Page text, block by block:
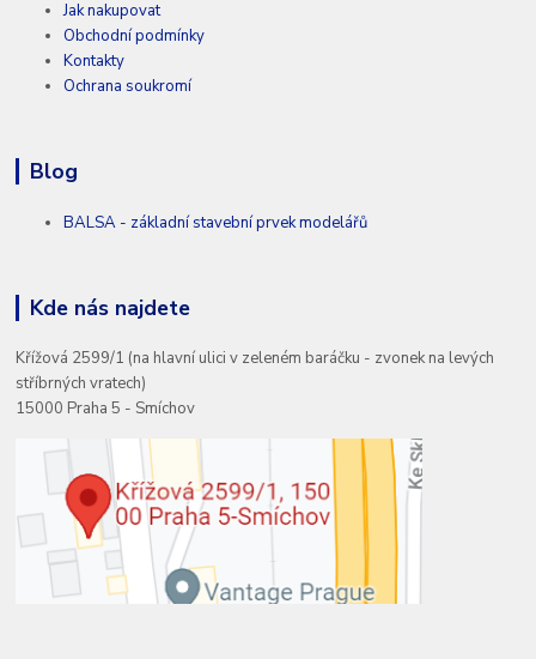
Jak nakupovat
Obchodní podmínky
Kontakty
Ochrana soukromí
Blog
BALSA - základní stavební prvek modelářů
Kde nás najdete
Křížová 2599/1 (na hlavní ulici v zeleném baráčku - zvonek na levých
stříbrných vratech)
15000 Praha 5 - Smíchov